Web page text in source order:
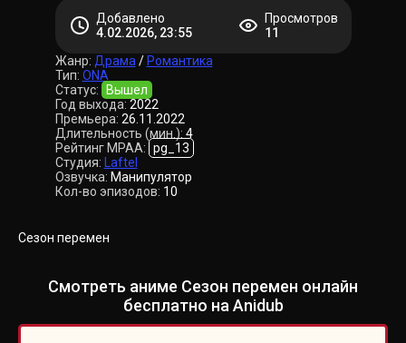
Добавлено
4.02.2026, 23:55
Просмотров
11
Жанр: Драма / Романтика
Тип: ONA
Статус:
Вышел
Год выхода: 2022
Премьера: 26.11.2022
Длительность (мин.): 4
Рейтинг MPAA: pg_13
Студия: Laftel
Озвучка: Манипулятор
Кол-во эпизодов: 10
Сезон перемен
Смотреть аниме Сезон перемен онлайн
бесплатно на Anidub